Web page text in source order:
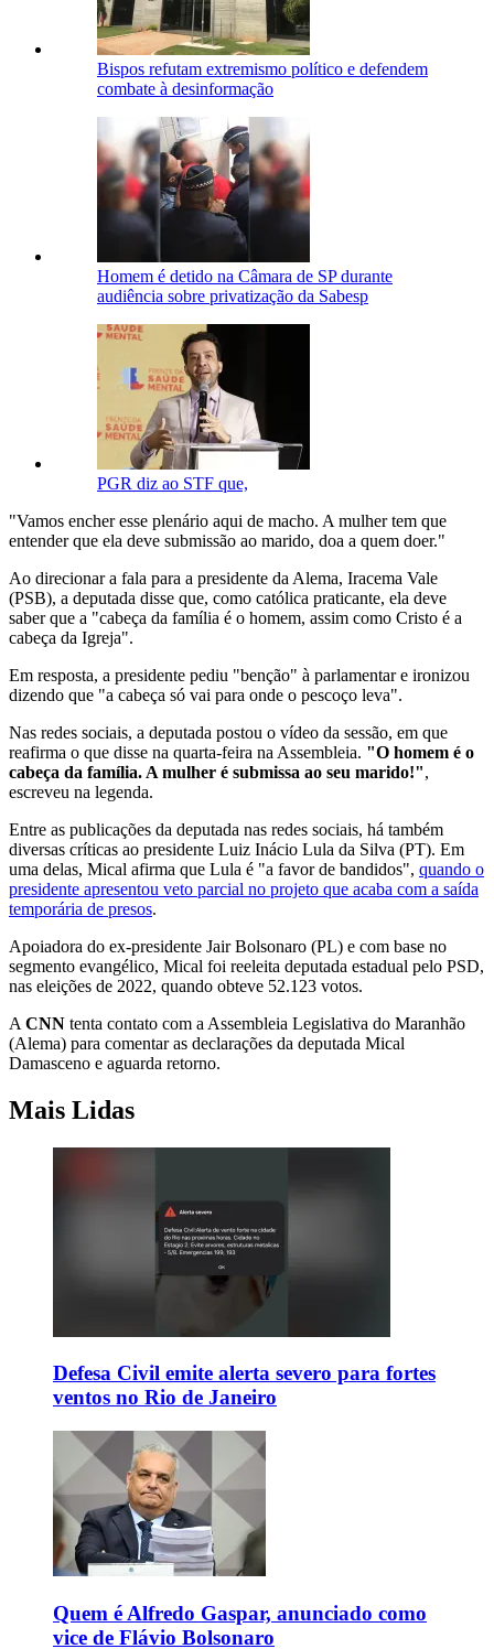
Bispos refutam extremismo político e defendem
combate à desinformação
Homem é detido na Câmara de SP durante
audiência sobre privatização da Sabesp
PGR diz ao STF que,
"Vamos encher esse plenário aqui de macho. A mulher tem que
entender que ela deve submissão ao marido, doa a quem doer."
Ao direcionar a fala para a presidente da Alema, Iracema Vale
(PSB), a deputada disse que, como católica praticante, ela deve
saber que a "cabeça da família é o homem, assim como Cristo é a
cabeça da Igreja".
Em resposta, a presidente pediu "benção" à parlamentar e ironizou
dizendo que "a cabeça só vai para onde o pescoço leva".
Nas redes sociais, a deputada postou o vídeo da sessão, em que
reafirma o que disse na quarta-feira na Assembleia. "O homem é o
cabeça da família. A mulher é submissa ao seu marido!",
escreveu na legenda.
Entre as publicações da deputada nas redes sociais, há também
diversas críticas ao presidente Luiz Inácio Lula da Silva (PT). Em
uma delas, Mical afirma que Lula é "a favor de bandidos", quando o
presidente apresentou veto parcial no projeto que acaba com a saída
temporária de presos.
Apoiadora do ex-presidente Jair Bolsonaro (PL) e com base no
segmento evangélico, Mical foi reeleita deputada estadual pelo PSD,
nas eleições de 2022, quando obteve 52.123 votos.
A CNN tenta contato com a Assembleia Legislativa do Maranhão
(Alema) para comentar as declarações da deputada Mical
Damasceno e aguarda retorno.
Mais Lidas
Defesa Civil emite alerta severo para fortes
ventos no Rio de Janeiro
Quem é Alfredo Gaspar, anunciado como
vice de Flávio Bolsonaro